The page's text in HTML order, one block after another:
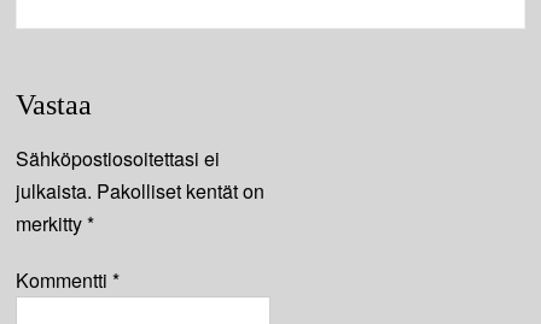
FÖR
Vastaa
Sähköpostiosoitettasi ei
julkaista. Pakolliset kentät on
merkitty*
Kommentti*